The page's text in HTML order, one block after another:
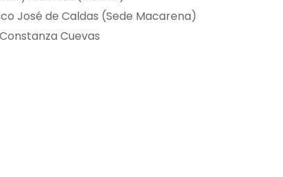
José de Caldas (Sede Macarena)
Cuevas